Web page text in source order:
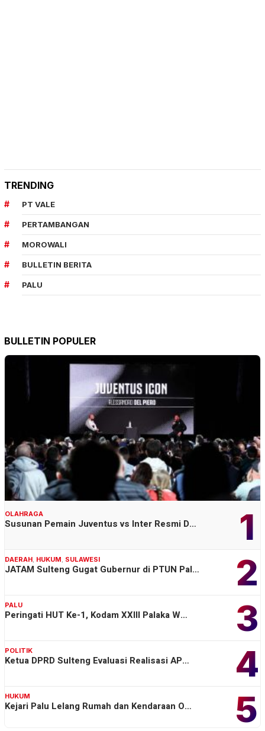
TRENDING
PT VALE
PERTAMBANGAN
MOROWALI
BULLETIN BERITA
PALU
BULLETIN POPULER
1
OLAHRAGA
Susunan Pemain Juventus vs Inter Resmi D…
2
DAERAH, HUKUM, SULAWESI
JATAM Sulteng Gugat Gubernur di PTUN Pal…
3
PALU
Peringati HUT Ke-1, Kodam XXIII Palaka W…
4
POLITIK
Ketua DPRD Sulteng Evaluasi Realisasi AP…
5
HUKUM
Kejari Palu Lelang Rumah dan Kendaraan O…